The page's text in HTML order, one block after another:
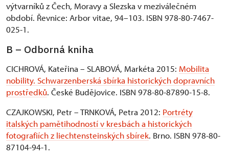
výtvarníků z Čech, Moravy a Slezska v meziválečném
období. Řevnice: Arbor vitae, 94–103. ISBN 978-80-7467-
025-1.
B – Odborná kniha
CICHROVÁ, Kateřina – SLABOVÁ, Markéta 2015: Mobilita
nobility. Schwarzenberská sbírka historických dopravních
prostředků. České Budějovice. ISBN 978-80-87890-15-8.
CZAJKOWSKI, Petr – TRNKOVÁ, Petra 2012: Portréty
italských pamětihodností v kresbách a historických
fotografiích z liechtensteinských sbírek. Brno. ISBN 978-80-
87104-94-1.